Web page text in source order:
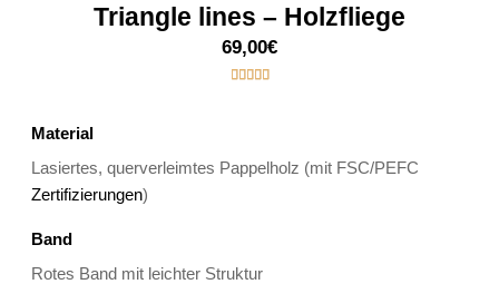
Triangle lines – Holzfliege
69,00€
Material
Lasiertes, querverleimtes Pappelholz (mit FSC/PEFC
Zertifizierungen)
Band
Rotes Band mit leichter Struktur